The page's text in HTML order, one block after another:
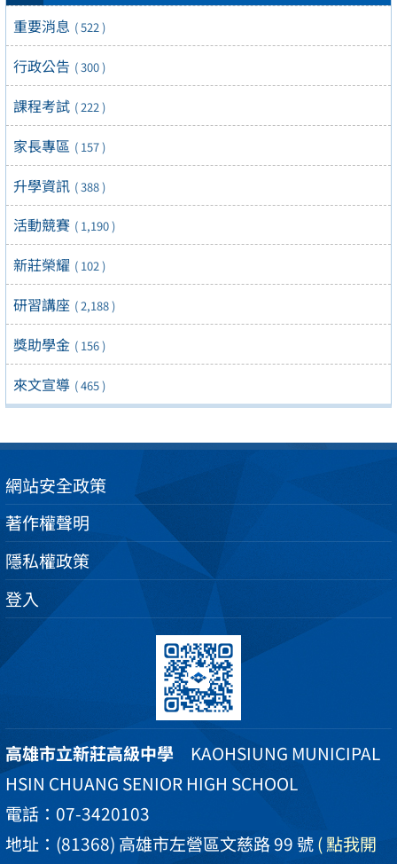
重要消息 ( 522 )
行政公告 ( 300 )
課程考試 ( 222 )
家長專區 ( 157 )
升學資訊 ( 388 )
活動競賽 ( 1,190 )
新莊榮耀 ( 102 )
研習講座 ( 2,188 )
獎助學金 ( 156 )
來文宣導 ( 465 )
網站安全政策
著作權聲明
隱私權政策
登入
高雄市立新莊高級中學 KAOHSIUNG MUNICIPAL
HSIN CHUANG SENIOR HIGH SCHOOL
電話：07-3420103
地址：(81368) 高雄市左營區文慈路 99 號( 點我開